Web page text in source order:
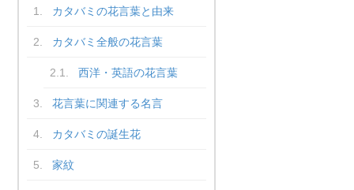
カタバミの花言葉と由来
カタバミ全般の花言葉
西洋・英語の花言葉
花言葉に関連する名言
カタバミの誕生花
家紋